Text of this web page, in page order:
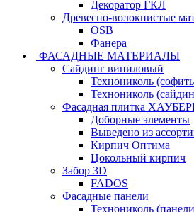
Декоратор ГКЛ
Древесно-волокнистые
OSB
Фанера
ФАСАДНЫЕ МАТЕРИАЛЫ
Сайдинг виниловый
Технониколь
Технониколь
Фасадная плитка
Доборные элементы
Выведено из
Кирпич Оптима
Цокольный кирпич
Забор 3D
FADOS
Фасадные панели
Технониколь